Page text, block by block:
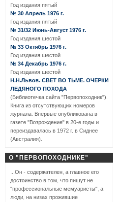
Год издания пятый
№ 30 Апрель 1976 г.
Год издания пятый
№ 31/32 Июнь-Август 1976 г.
Год издания шестой
№ 33 Октябрь 1976 г.
Год издания шестой
№ 34 Декабрь 1976 г.
Год издания шестой
Н.Н.Львов. СВЕТ ВО ТЬМЕ. ОЧЕРКИ
ЛЕДЯНОГО ПОХОДА
(Библиотечка сайта "Первопоходник").
Книга из отсутствующих номеров
журнала. Впервые опубликована в
газете "Возрождение" в 20-е годы и
переиздавалась в 1972 г. в Сиднее
(Австралия).
О "ПЕРВОПОХОДНИКЕ"
...Он - содержателен, а главное его
достоинство в том, что пишут не
"профессиональные мемуаристы", а
люди, на низах прожившие